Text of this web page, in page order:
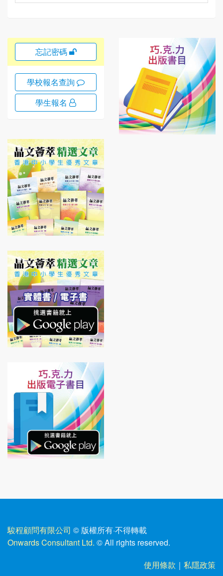
忘記密碼
學校報名查詢
學生報名
駿程顧問有限公司 © 版權所有·不得轉載
Onwards Consultant Ltd. © All rights reserved.
使用條款 ｜ 私隱政策